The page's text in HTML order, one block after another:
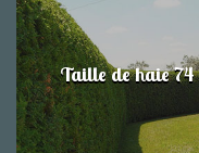
Taille de haie 74